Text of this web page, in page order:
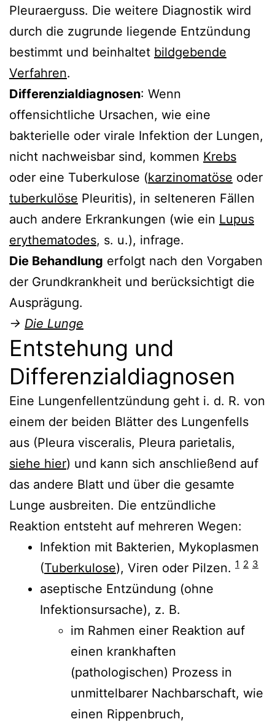
Pleuraerguss. Die weitere Diagnostik wird
durch die zugrunde liegende Entzündung
bestimmt und beinhaltet bildgebende
Verfahren.
Differenzialdiagnosen: Wenn
offensichtliche Ursachen, wie eine
bakterielle oder virale Infektion der Lungen,
nicht nachweisbar sind, kommen Krebs
oder eine Tuberkulose (karzinomatöse oder
tuberkulöse Pleuritis), in selteneren Fällen
auch andere Erkrankungen (wie ein Lupus
erythematodes, s. u.), infrage.
Die Behandlung erfolgt nach den Vorgaben
der Grundkrankheit und berücksichtigt die
Ausprägung.
→ Die Lunge
Entstehung und
Differenzialdiagnosen
Eine Lungenfellentzündung geht i. d. R. von
einem der beiden Blätter des Lungenfells
aus (Pleura visceralis, Pleura parietalis,
siehe hier) und kann sich anschließend auf
das andere Blatt und über die gesamte
Lunge ausbreiten. Die entzündliche
Reaktion entsteht auf mehreren Wegen:
Infektion mit Bakterien, Mykoplasmen
(Tuberkulose), Viren oder Pilzen. 1 2 3
aseptische Entzündung (ohne
Infektionsursache), z. B.
im Rahmen einer Reaktion auf
einen krankhaften
(pathologischen) Prozess in
unmittelbarer Nachbarschaft, wie
einen Rippenbruch,